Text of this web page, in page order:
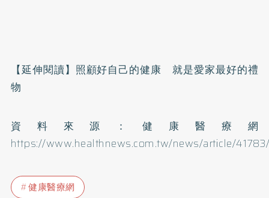
【延伸閱讀】 照顧好自己的健康 就是愛家最好的禮
物
資料來源：健康醫療網
https://www.healthnews.com.tw/news/article/
健康醫療網